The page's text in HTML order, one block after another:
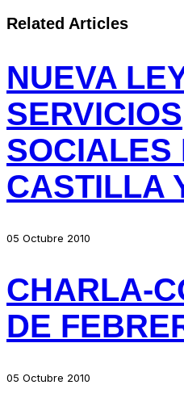
Related Articles
NUEVA
SERVICIOS
SOCIALES
CASTILLA
05 Octubre 2010
CHARLA-
DE
05 Octubre 2010